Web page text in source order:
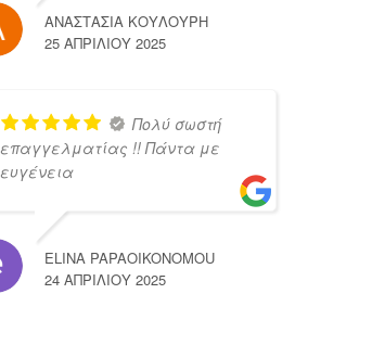
ΑΝΑΣΤΑΣΙΑ ΚΟΥΛΟΥΡΗ
25 ΑΠΡΙΛΊΟΥ 2025
Πολύ σωστή
επαγγελματίας !! Πάντα με
ευγένεια
ELINA PAPAOIKONOMOU
24 ΑΠΡΙΛΊΟΥ 2025